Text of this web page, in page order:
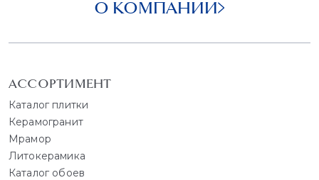
О КОМПАНИИ
АССОРТИМЕНТ
Каталог плитки
Керамогранит
Мрамор
Литокерамика
Каталог обоев